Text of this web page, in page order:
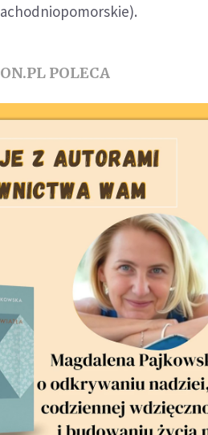
POLECA